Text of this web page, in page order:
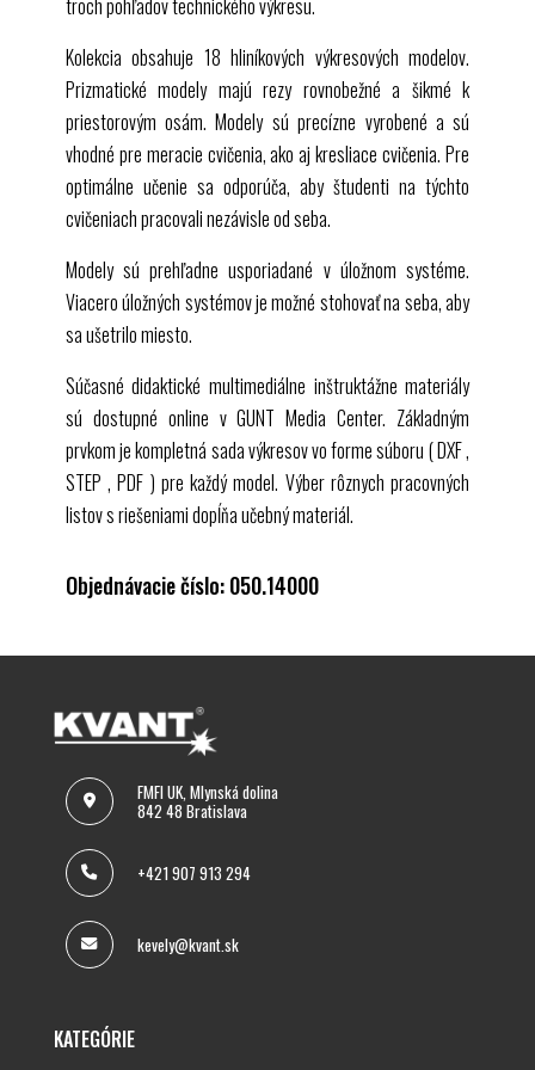
spoznávať Web Based Training (
používať ich
využívať asistenčné, simulačné, diagnostické
alebo vizualizačné systémy, napr. QR kódy,
CADprehliadač
troch pohľadov technického výkresu.
Kolekcia obsahuje 18 hliníkových výkresových modelov.
Prizmatické modely majú rezy rovnobežné a šikmé k
priestorovým osám. Modely sú precízne vyrobené a sú
vhodné pre meracie cvičenia, ako aj kresliace cvičenia. Pre
optimálne učenie sa odporúča, aby študenti na týchto
cvičeniach pracovali nezávisle od seba.
Modely sú prehľadne usporiadané v úložnom systéme.
Viacero úložných systémov je možné stohovať na seba, aby
sa ušetrilo miesto.
Súčasné didaktické multimediálne inštruktážne materiály
sú dostupné online vGUNT Media Center. Základným
prvkom je kompletná sada výkresov vo forme súboru (DXF,
STEP ,PDF ) pre každý model. Výber rôznych pracovných
listov s riešeniami dopĺňa učebný materiál.
Objednávacie číslo: 050.14000
FMFI UK, Mlynská dolina
842 48 Bratislava
+421 907 913 294
kevely@kvant.sk
KATEGÓRIE